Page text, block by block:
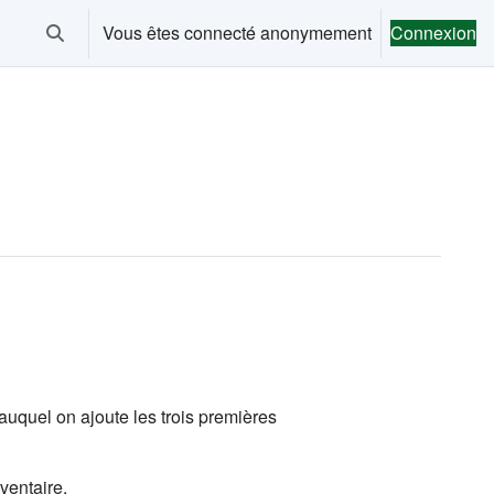
Activer/désactiver la saisie de recherche
Vous êtes connecté anonymement Connexion
on ajoute les trois premières
.